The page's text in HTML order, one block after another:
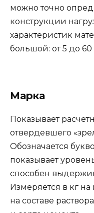
можно точно
конструкции
характеристик
большой: от 5 до
Марка
Показывает
отвердевшего
Обозначается
показывает
способен
Измеряется в кг на
на составе